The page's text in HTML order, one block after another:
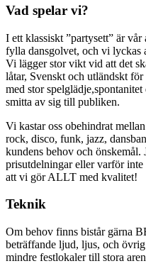
Vad spelar vi?
I ett klassiskt ”partysett” är
fylla dansgolvet, och vi lyckas
Vi lägger stor vikt vid att det
låtar, Svenskt och utländskt
med stor
smitta av sig till publiken.
Vi kastar oss obehindrat
rock, disco, funk, jazz,
kundens behov och
prisutdelningar eller varför
att vi gör ALLT med kvalitet!
Teknik
Om behov finns bistår gärna
beträffande ljud, ljus, och
mindre festlokaler till stora